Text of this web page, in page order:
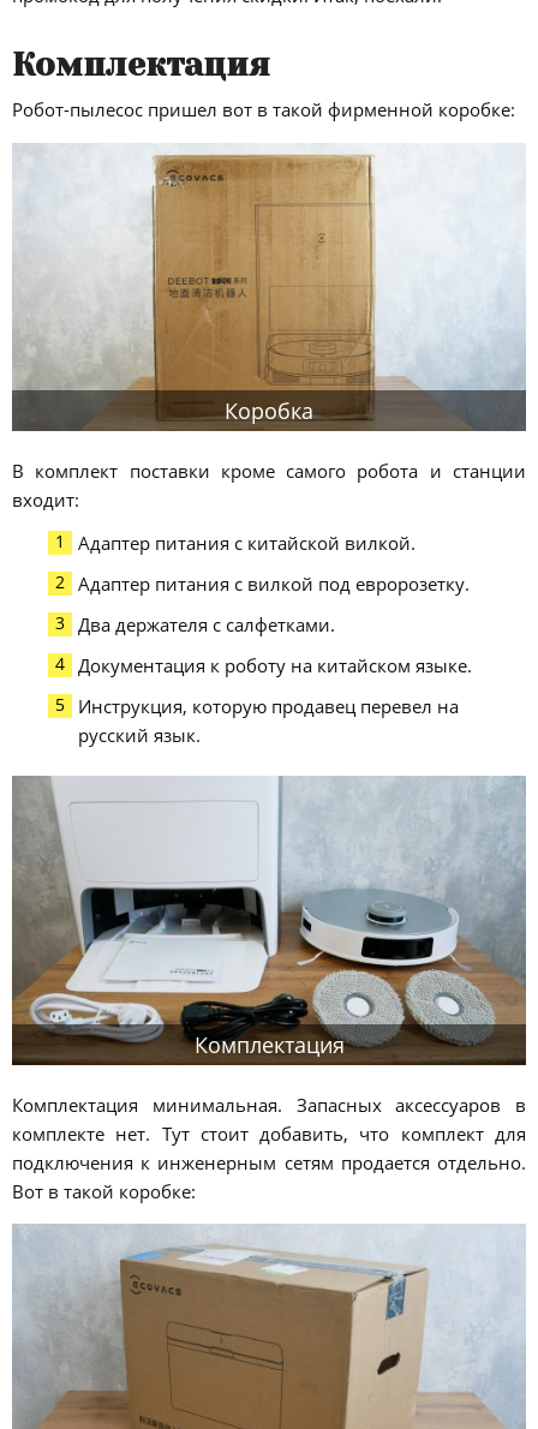
Комплектация
Робот-пылесос пришел вот в такой фирменной коробке:
Коробка
В комплект поставки кроме самого робота и станции
входит:
Адаптер питания с китайской вилкой.
Адаптер питания с вилкой под евророзетку.
Два держателя с салфетками.
Документация к роботу на китайском языке.
Инструкция, которую продавец перевел на
русский язык.
Комплектация
Комплектация минимальная. Запасных аксессуаров в
комплекте нет. Тут стоит добавить, что комплект для
подключения к инженерным сетям продается отдельно.
Вот в такой коробке: